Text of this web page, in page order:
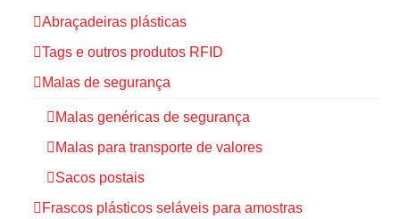
Abraçadeiras plásticas
Tags e outros produtos RFID
Malas de segurança
Malas genéricas de segurança
Malas para transporte de valores
Sacos postais
Frascos plásticos seláveis para amostras